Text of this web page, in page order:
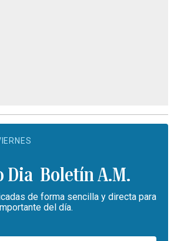
Boletín A.M.
de forma sencilla y directa para
del día.